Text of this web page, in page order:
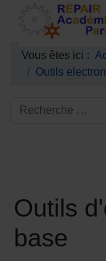
Vous êtes ici :
Outils
Outils
base